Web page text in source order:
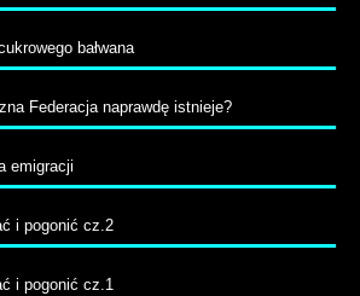
bałwana
Federacja naprawdę istnieje?
emigracji
i pogonić cz.2
i pogonić cz.1